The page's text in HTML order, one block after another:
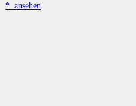
* ansehen